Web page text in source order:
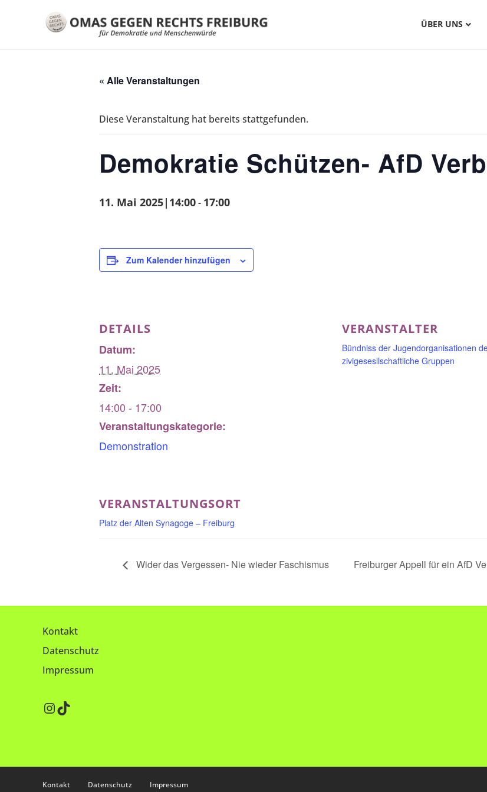
ÜBER UNS
« Alle Veranstaltungen
Diese Veranstaltung hat bereits stattgefunden.
Demokratie Schützen- AfD
11. Mai 2025|14:00- 17:00
Zum Kalender hinzufügen
DETAILS
Datum:
11. Mai 2025
Zeit:
14:00 - 17:00
Veranstaltungskategorie:
Demonstration
VERANSTALTER
Bündniss der Jugendorganisationen
zivigesesllschaftliche Gruppen
VERANSTALTUNGSORT
Platz der Alten Synagoge – Freiburg
Wider das Vergessen- Nie wieder Faschismus Freiburger Appell für ein AfD
Kontakt
Datenschutz
Impressum
Instagram
TikTok
Kontakt Datenschutz Impressum